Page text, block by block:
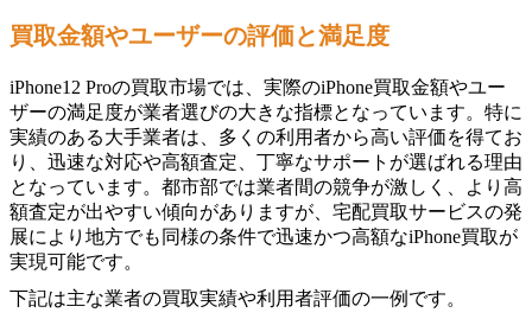
買取金額やユーザーの評価と満足度
iPhone12 Proの買取市場では、実際のiPhone買取金額やユー
ザーの満足度が業者選びの大きな指標となっています。特に
実績のある大手業者は、多くの利用者から高い評価を得てお
り、迅速な対応や高額査定、丁寧なサポートが選ばれる理由
となっています。都市部では業者間の競争が激しく、より高
額査定が出やすい傾向がありますが、宅配買取サービスの発
展により地方でも同様の条件で迅速かつ高額なiPhone買取が
実現可能です。
下記は主な業者の買取実績や利用者評価の一例です。